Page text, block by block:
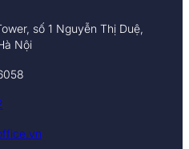
số 1 Nguyễn Thị Duệ,
Nội